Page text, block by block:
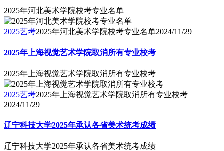
2025年河北美术学院校考专业名单
2025艺考2025年河北美术学院校考专业名单2024/11/29
2025年上海视觉艺术学院取消所有专业校考
2025年上海视觉艺术学院取消所有专业校考
2025艺考2025年上海视觉艺术学院取消所有专业校考
2024/11/29
辽宁科技大学2025年承认各省美术统考成绩
辽宁科技大学2025年承认各省美术统考成绩